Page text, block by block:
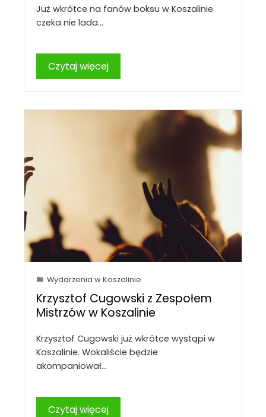
Już wkrótce na fanów boksu w Koszalinie
czeka nie lada…
Czytaj więcej
Wydarzenia w Koszalinie
Krzysztof Cugowski z Zespołem
Mistrzów w Koszalinie
Krzysztof Cugowski już wkrótce wystąpi w
Koszalinie. Wokaliście będzie
akompaniował…
Czytaj więcej